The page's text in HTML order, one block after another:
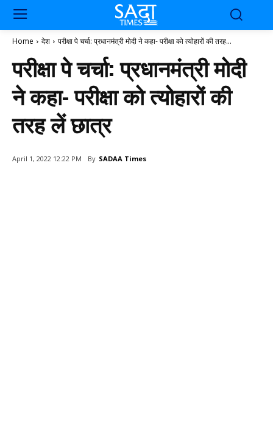
Home देश परीक्षा पे चर्चा: प्रधानमंत्री मोदी ने कहा- परीक्षा को त्योहारों की तरह...
परीक्षा पे चर्चा: प्रधानमंत्री मोदी
ने कहा- परीक्षा को त्योहारों की
तरह लें छात्र
April 1, 2022 12:22 PM By SADAA Times